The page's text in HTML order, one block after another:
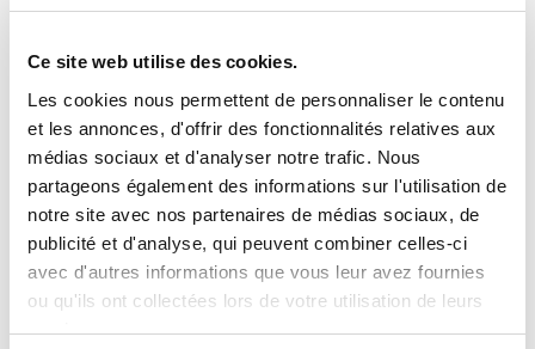
Ce site web utilise des cookies.
Les cookies nous permettent de personnaliser le contenu
et les annonces, d'offrir des fonctionnalités relatives aux
médias sociaux et d'analyser notre trafic. Nous
partageons également des informations sur l'utilisation de
notre site avec nos partenaires de médias sociaux, de
publicité et d'analyse, qui peuvent combiner celles-ci
avec d'autres informations que vous leur avez fournies
ou qu'ils ont collectées lors de votre utilisation de leurs
services.
les promotions et rabais applicables,
ainsi que la disponibilité du produit
au moment de la demande.
Aucune vente, promesse de vente ou
réservation ne sera considérée comme
conclue avant l’émission et l’acceptation
écrite d’une soumission officielle. Tran
Climatisation se réserve le droit de